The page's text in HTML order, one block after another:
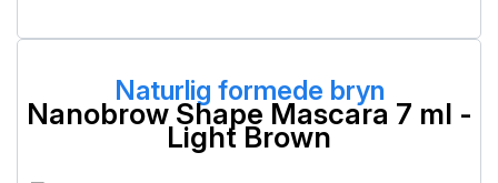
Naturlig formede bryn
Nanobrow Shape Mascara 7 ml -
Light Brown